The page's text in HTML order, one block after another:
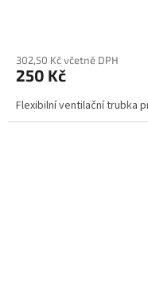
302,50 Kč včetně DPH
250 Kč
Flexibilní ventilační trubka